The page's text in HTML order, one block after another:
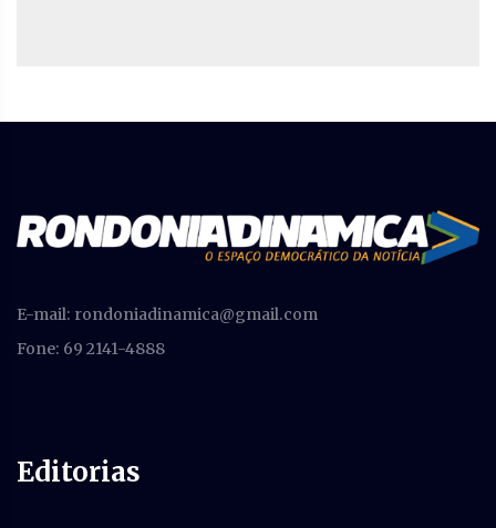
E-mail: rondoniadinamica@gmail.com
Fone: 69 2141-4888
Editorias